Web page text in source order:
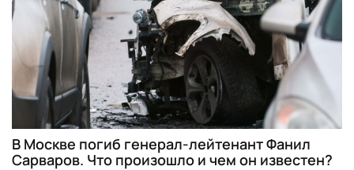
В Москве погиб генерал-лейтенант Фанил
Сарваров. Что произошло и чем он известен?